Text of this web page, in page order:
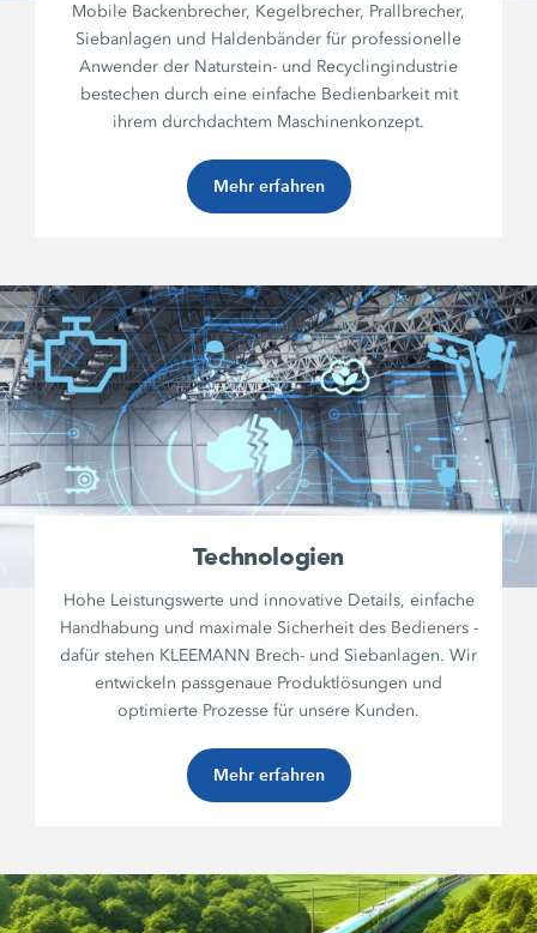
Mobile Backenbrecher, Kegelbrecher, Prallbrecher,
Siebanlagen und Haldenbänder für professionelle
Anwender der Naturstein- und Recyclingindustrie
bestechen durch eine einfache Bedienbarkeit mit
ihrem durchdachtem Maschinenkonzept.
Mehr erfahren
Technologien
Hohe Leistungswerte und innovative Details, einfache
Handhabung und maximale Sicherheit des Bedieners -
dafür stehen KLEEMANN Brech- und Siebanlagen. Wir
entwickeln passgenaue Produktlösungen und
optimierte Prozesse für unsere Kunden.
Mehr erfahren